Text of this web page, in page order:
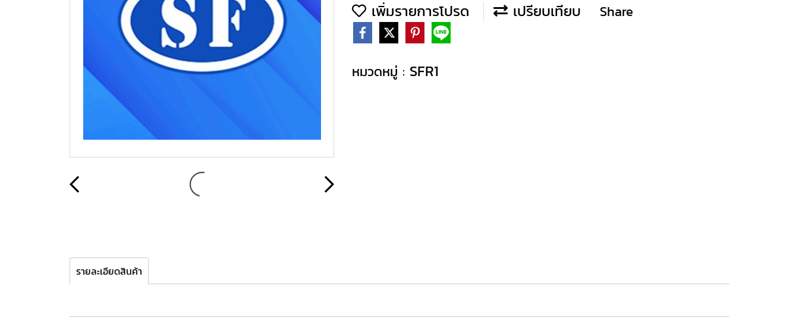
เพิ่มรายการโปรด เปรียบเทียบ Share
หมวดหมู่ : SFR1
รายละเอียดสินค้า